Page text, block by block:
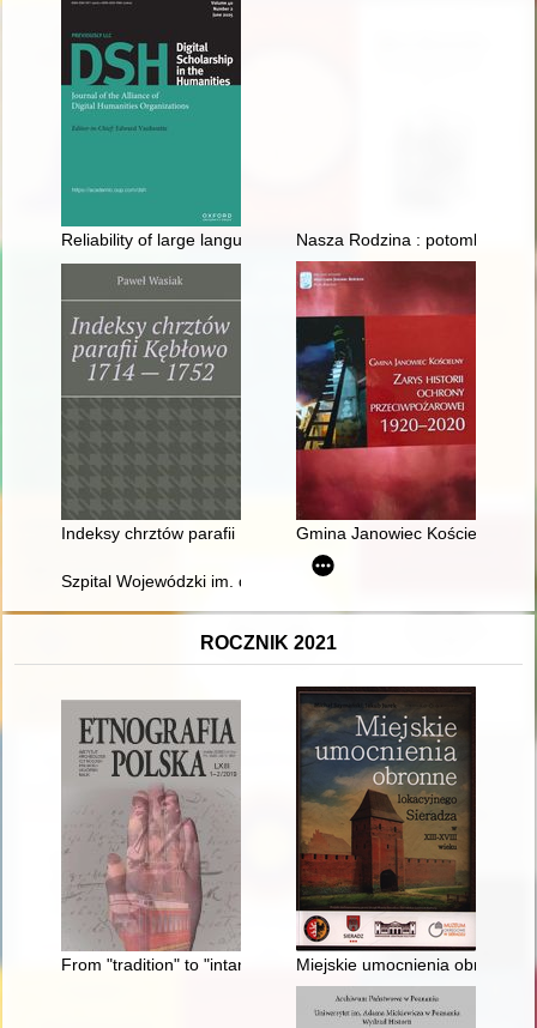
Reliability of large language models as a tool for knowledge
Nasza Rodzina : potomkowie
Indeksy chrztów parafii Kębłowo 1714-1752Gmina Janowiec Kościelny :
Szpital Wojewódzki im. dr. Ludwika Rydygiera w Suwałkach
ROCZNIK 2021
From "tradition" to "intangible heritage" : Kraków’s nativity-
Miejskie umocnienia obronne